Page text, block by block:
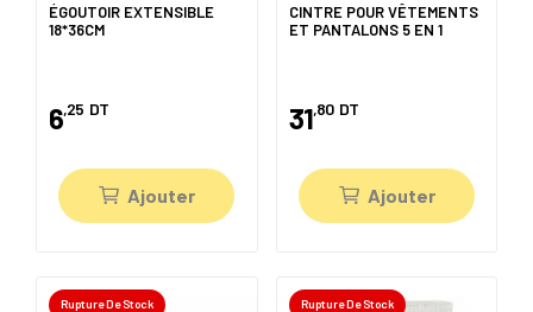
ÉGOUTOIR EXTENSIBLE
18*36CM
6,25 DT
Ajouter
CINTRE POUR VÊTEMENTS
ET PANTALONS 5 EN 1
31,80 DT
Ajouter
Rupture De Stock Rupture De Stock